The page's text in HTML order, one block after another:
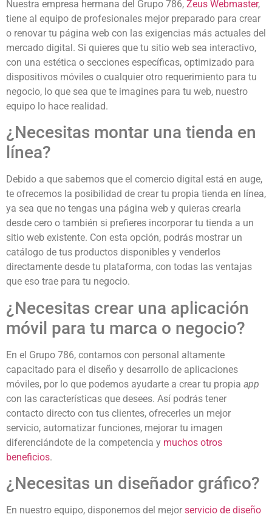
Nuestra empresa hermana del Grupo 786, Zeus Webmaster,
tiene al equipo de profesionales mejor preparado para crear
o renovar tu página web con las exigencias más actuales del
mercado digital. Si quieres que tu sitio web sea interactivo,
con una estética o secciones específicas, optimizado para
dispositivos móviles o cualquier otro requerimiento para tu
negocio, lo que sea que te imagines para tu web, nuestro
equipo lo hace realidad.
¿Necesitas montar una tienda en
línea?
Debido a que sabemos que el comercio digital está en auge,
te ofrecemos la posibilidad de crear tu propia tienda en línea,
ya sea que no tengas una página web y quieras crearla
desde cero o también si prefieres incorporar tu tienda a un
sitio web existente. Con esta opción, podrás mostrar un
catálogo de tus productos disponibles y venderlos
directamente desde tu plataforma, con todas las ventajas
que eso trae para tu negocio.
¿Necesitas crear una aplicación
móvil para tu marca o negocio?
En el Grupo 786, contamos con personal altamente
capacitado para el diseño y desarrollo de aplicaciones
móviles, por lo que podemos ayudarte a crear tu propia app
con las características que desees. Así podrás tener
contacto directo con tus clientes, ofrecerles un mejor
servicio, automatizar funciones, mejorar tu imagen
diferenciándote de la competencia y muchos otros
beneficios.
¿Necesitas un diseñador gráfico?
En nuestro equipo, disponemos del mejor servicio de diseño